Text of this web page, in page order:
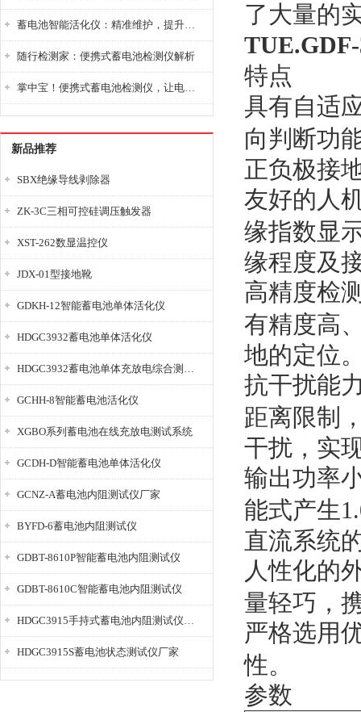
蓄电池智能活化仪：精准维护，提升电池健康状态
随行检测家：便携式蓄电池检测仪解析
掌中宝！便携式蓄电池检测仪，让电池检测变得简单又快捷！
新品推荐
SBX绝缘导线剥除器
ZK-3C三相可控硅调压触发器
XST-262数显温控仪
JDX-01型接地靴
GDKH-12智能蓄电池单体活化仪
HDGC3932蓄电池单体活化仪
HDGC3932蓄电池单体充放电综合测试仪
GCHH-8智能蓄电池活化仪
XGBO系列蓄电池在线充放电测试系统
GCDH-D智能蓄电池单体活化仪
GCNZ-A蓄电池内阻测试仪厂家
BYFD-6蓄电池内阻测试仪
GDBT-8610P智能蓄电池内阻测试仪
GDBT-8610C智能蓄电池内阻测试仪
HDGC3915手持式蓄电池内阻测试仪厂家
HDGC3915S蓄电池状态测试仪厂家
了大量的
特点
具有自适
向判断功
正负极接
友好的人
缘指数显
缘程度及
高精度检
有精度高
地的定位
抗干扰能
距离限制
干扰，实
输出功率
能式产生
直流系统
人性化的
量轻巧，
严格选用
性。
参数